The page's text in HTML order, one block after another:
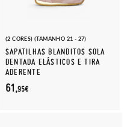
(2 CORES) (TAMANHO 21 - 27)
SAPATILHAS BLANDITOS SOLA
DENTADA ELÁSTICOS E TIRA
ADERENTE
61,95€